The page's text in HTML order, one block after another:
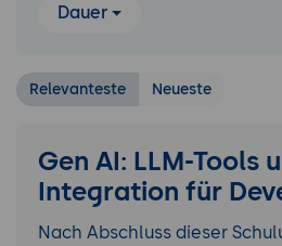
Dauer
Relevanteste Neueste
Gen AI: LLM-Tools
Integration für
Nach Abschluss dieser